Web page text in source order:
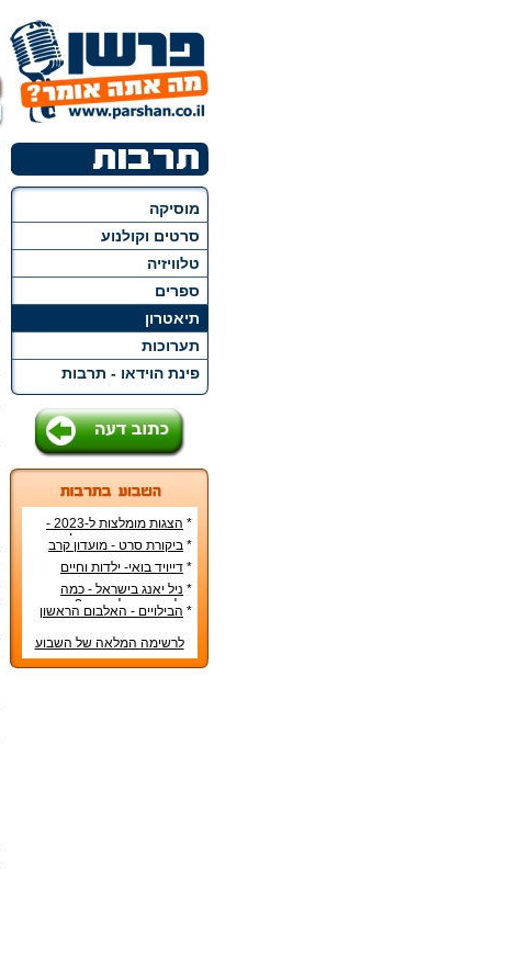
מוסיקה
סרטים וקולנוע
טלוויזיה
ספרים
תיאטרון
תערוכות
פינת הוידאו - תרבות
*
הצגות מומלצות ל-2023 -
הרשימה הטובה ביותר!
* ביקורת סרט - מועדון קרב
* דייויד בואי- ילדות וחיים
אישיים
* ניל יאנג בישראל - כמה
עולה כרטיס להופעה?
* הבילויים - האלבום הראשון
לרשימה המלאה של השבוע